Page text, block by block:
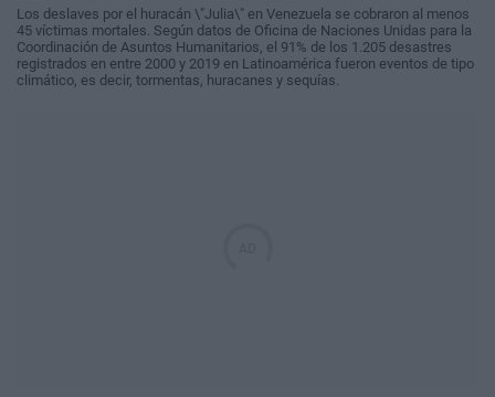
Los deslaves por el huracán \"Julia\" en Venezuela se cobraron al menos
45 víctimas mortales. Según datos de Oficina de Naciones Unidas para la
Coordinación de Asuntos Humanitarios, el 91% de los 1.205 desastres
registrados en entre 2000 y 2019 en Latinoamérica fueron eventos de tipo
climático, es decir, tormentas, huracanes y sequías.